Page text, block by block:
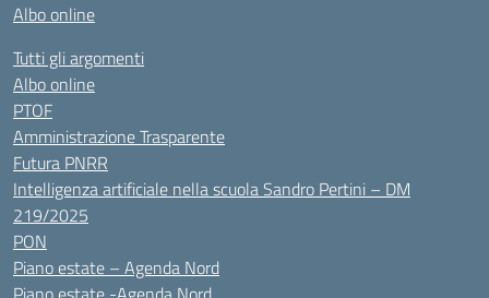
Albo online
Tutti gli argomenti
Albo online
PTOF
Amministrazione Trasparente
Futura PNRR
Intelligenza artificiale nella scuola Sandro Pertini – DM
219/2025
PON
Piano estate – Agenda Nord